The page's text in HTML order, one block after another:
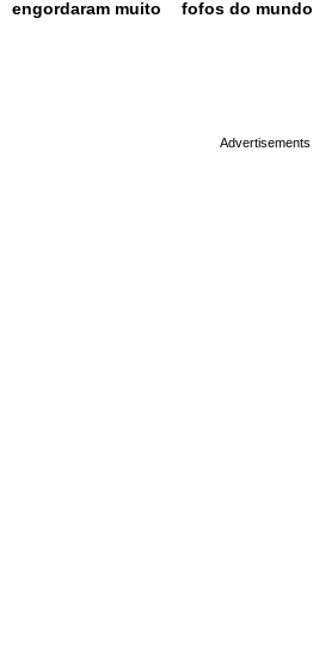
engordaram muito
fofos do mundo